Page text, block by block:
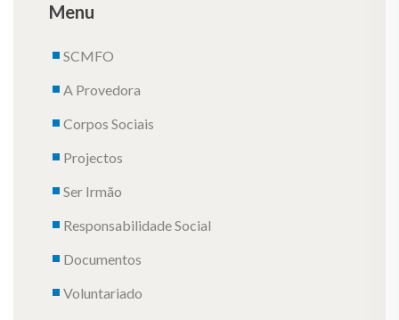
Menu
SCMFO
A Provedora
Corpos Sociais
Projectos
Ser Irmão
Responsabilidade Social
Documentos
Voluntariado